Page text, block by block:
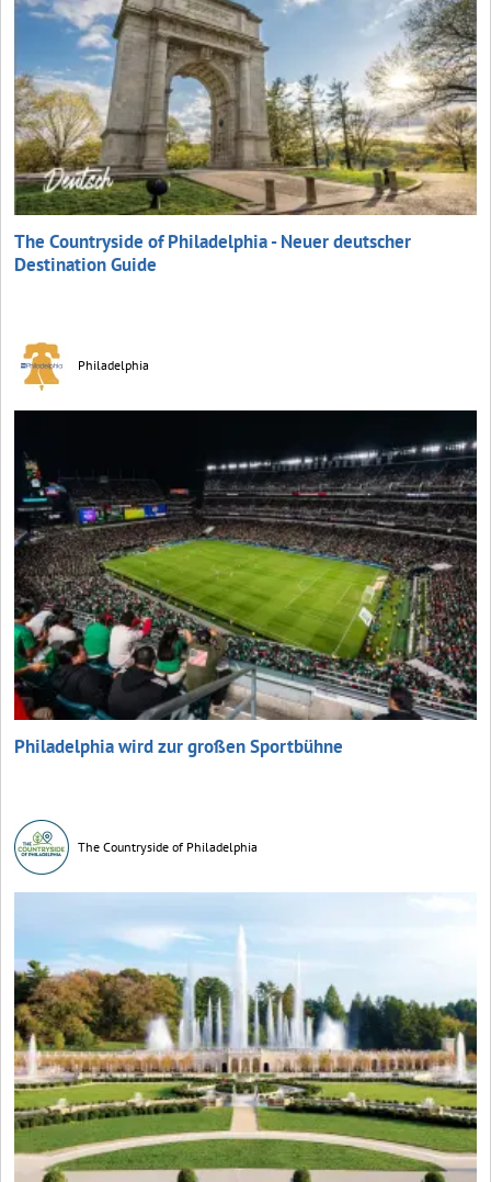
The Countryside of Philadelphia - Neuer deutscher
Destination Guide
Philadelphia
Philadelphia wird zur großen Sportbühne
The Countryside of Philadelphia